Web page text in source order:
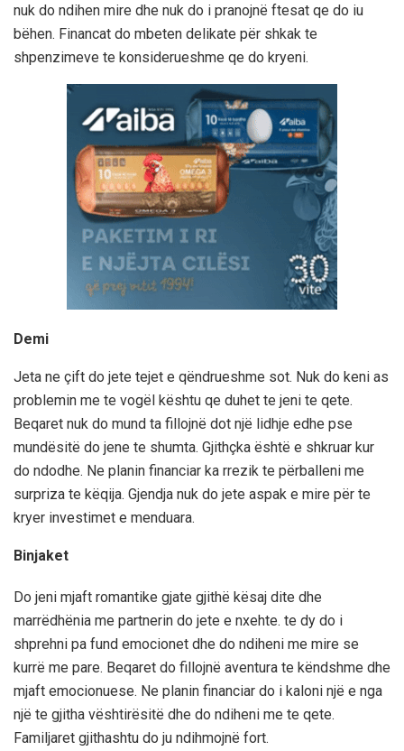
nuk do ndihen mire dhe nuk do i pranojnë ftesat qe do iu
bëhen. Financat do mbeten delikate për shkak te
shpenzimeve te konsiderueshme qe do kryeni.
Demi
Jeta ne çift do jete tejet e qëndrueshme sot. Nuk do keni as
problemin me te vogël kështu qe duhet te jeni te qete.
Beqaret nuk do mund ta fillojnë dot një lidhje edhe pse
mundësitë do jene te shumta. Gjithçka është e shkruar kur
do ndodhe. Ne planin financiar ka rrezik te përballeni me
surpriza te këqija. Gjendja nuk do jete aspak e mire për te
kryer investimet e menduara.
Binjaket
Do jeni mjaft romantike gjate gjithë kësaj dite dhe
marrëdhënia me partnerin do jete e nxehte. te dy do i
shprehni pa fund emocionet dhe do ndiheni me mire se
kurrë me pare. Beqaret do fillojnë aventura te këndshme dhe
mjaft emocionuese. Ne planin financiar do i kaloni një e nga
një te gjitha vështirësitë dhe do ndiheni me te qete.
Familjaret gjithashtu do ju ndihmojnë fort.